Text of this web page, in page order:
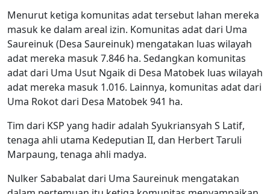
Menurut ketiga komunitas adat tersebut lahan mereka
masuk ke dalam areal izin. Komunitas adat dari Uma
Saureinuk (Desa Saureinuk) mengatakan luas wilayah
adat mereka masuk 7.846 ha. Sedangkan komunitas
adat dari Uma Usut Ngaik di Desa Matobek luas wilayah
adat mereka masuk 1.016. Lainnya, komunitas adat dari
Uma Rokot dari Desa Matobek 941 ha.
Tim dari KSP yang hadir adalah Syukriansyah S Latif,
tenaga ahli utama Kedeputian II, dan Herbert Taruli
Marpaung, tenaga ahli madya.
Nulker Sababalat dari Uma Saureinuk mengatakan